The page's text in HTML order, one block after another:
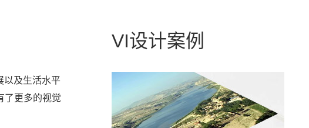
以及生活水平
了更多的视觉
VI设计案例